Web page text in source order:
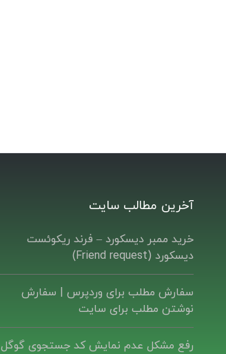
آخرین مطالب سایت
خرید ممبر دیسکورد – فرند ریکوئست
دیسکورد (Friend request)
سفارش مطلب برای وردپرس |‌ سفارش
نوشتن مطلب برای سایت
رفع مشکل عدم نمایش کد جستجوی گوگل